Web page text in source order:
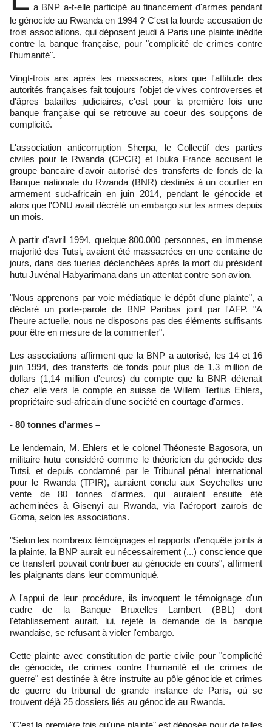
a BNP a-t-elle participé au financement d'armes pendant
le génocide au Rwanda en 1994 ? C'est la lourde accusation de
trois associations, qui déposent jeudi à Paris une plainte inédite
contre la banque française, pour "complicité de crimes contre
l'humanité".
Vingt-trois ans après les massacres, alors que l'attitude des
autorités françaises fait toujours l'objet de vives controverses et
d'âpres batailles judiciaires, c'est pour la première fois une
banque française qui se retrouve au coeur des soupçons de
complicité.
L'association anticorruption Sherpa, le Collectif des parties
civiles pour le Rwanda (CPCR) et Ibuka France accusent le
groupe bancaire d'avoir autorisé des transferts de fonds de la
Banque nationale du Rwanda (BNR) destinés à un courtier en
armement sud-africain en juin 2014, pendant le génocide et
alors que l'ONU avait décrété un embargo sur les armes depuis
un mois.
A partir d'avril 1994, quelque 800.000 personnes, en immense
majorité des Tutsi, avaient été massacrées en une centaine de
jours, dans des tueries déclenchées après la mort du président
hutu Juvénal Habyarimana dans un attentat contre son avion.
"Nous apprenons par voie médiatique le dépôt d'une plainte", a
déclaré un porte-parole de BNP Paribas joint par l'AFP. "A
l'heure actuelle, nous ne disposons pas des éléments suffisants
pour être en mesure de la commenter".
Les associations affirment que la BNP a autorisé, les 14 et 16
juin 1994, des transferts de fonds pour plus de 1,3 million de
dollars (1,14 million d'euros) du compte que la BNR détenait
chez elle vers le compte en suisse de Willem Tertius Ehlers,
propriétaire sud-africain d'une société en courtage d'armes.
- 80 tonnes d'armes –
Le lendemain, M. Ehlers et le colonel Théoneste Bagosora, un
militaire hutu considéré comme le théoricien du génocide des
Tutsi, et depuis condamné par le Tribunal pénal international
pour le Rwanda (TPIR), auraient conclu aux Seychelles une
vente de 80 tonnes d'armes, qui auraient ensuite été
acheminées à Gisenyi au Rwanda, via l'aéroport zaïrois de
Goma, selon les associations.
"Selon les nombreux témoignages et rapports d'enquête joints à
la plainte, la BNP aurait eu nécessairement (...) conscience que
ce transfert pouvait contribuer au génocide en cours", affirment
les plaignants dans leur communiqué.
A l'appui de leur procédure, ils invoquent le témoignage d'un
cadre de la Banque Bruxelles Lambert (BBL) dont
l'établissement aurait, lui, rejeté la demande de la banque
rwandaise, se refusant à violer l'embargo.
Cette plainte avec constitution de partie civile pour "complicité
de génocide, de crimes contre l'humanité et de crimes de
guerre" est destinée à être instruite au pôle génocide et crimes
de guerre du tribunal de grande instance de Paris, où se
trouvent déjà 25 dossiers liés au génocide au Rwanda.
"C’est la première fois qu'une plainte" est déposée pour de telles